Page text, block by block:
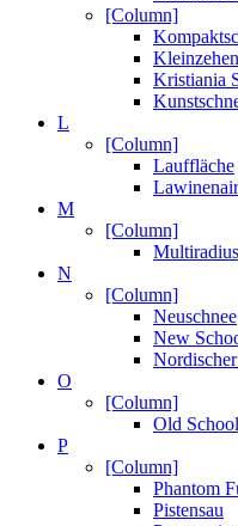
[Column]
Kristiania
L
[Column]
Lauffläche
M
[Column]
Multiradius
N
[Column]
Neuschnee
New
O
[Column]
Old School
P
[Column]
Phantom
Pistensau